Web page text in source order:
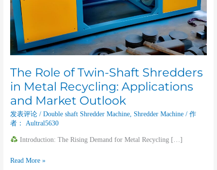
The Role of Twin-Shaft Shredders
in Metal Recycling: Applications
and Market Outlook
发表评论 /Double shaft Shredder Machine, Shredder Machine / 作
者：
Aultral5630
Introduction: The Rising Demand for Metal Recycling […]
and
Market
Outlook
Read More »